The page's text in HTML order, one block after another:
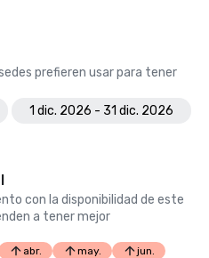
prefieren usar para tener
1 dic. 2026 - 31 dic. 2026
con la disponibilidad de este
a tener mejor
abr. may.
jun.